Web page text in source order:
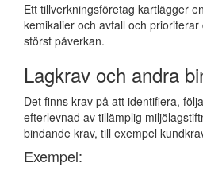
Ett tillverkningsföretag kartlägger
kemikalier och avfall och
störst påverkan.
Lagkrav och andra
Det finns krav på att identifiera,
efterlevnad av tillämplig
bindande krav, till exempel
Exempel: